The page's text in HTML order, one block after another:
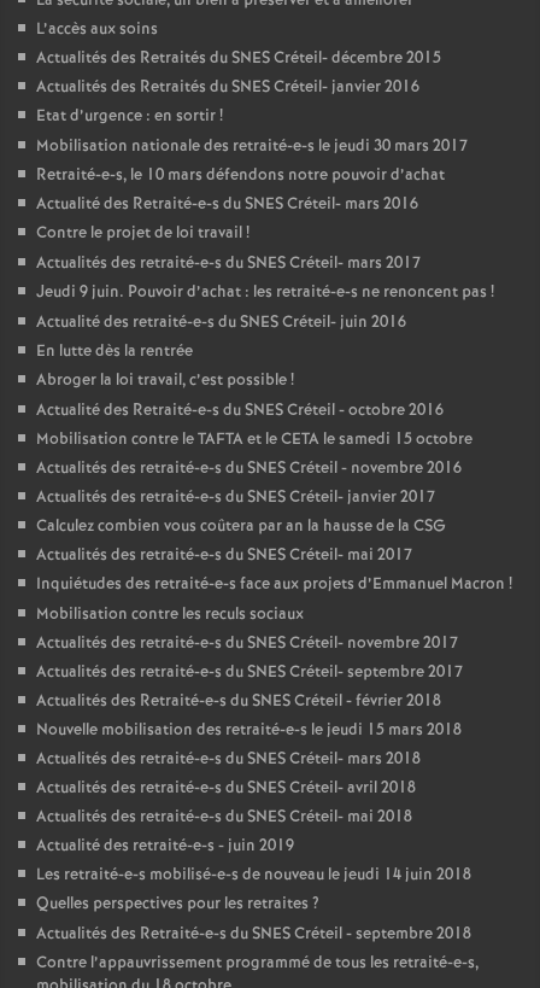
L’accès aux soins
Actualités des Retraités duSNESCréteil- décembre 2015
Actualités des Retraités duSNESCréteil- janvier 2016
Etat d’urgence : en sortir!
Mobilisation nationale des retraité-e-s le jeudi 30 mars 2017
Retraité-e-s, le 10 mars défendons notre pouvoir d’achat
Actualité des Retraité-e-s duSNESCréteil- mars 2016
Contre le projet de loi travail!
Actualités des retraité-e-s duSNESCréteil- mars 2017
Jeudi 9 juin. Pouvoir d’achat : les retraité-e-s ne renoncent pas !
Actualité des retraité-e-s duSNESCréteil- juin 2016
En lutte dès la rentrée
Abroger la loi travail, c’est possible!
Actualité des Retraité-e-s duSNESCréteil - octobre 2016
Mobilisation contre leTAFTAet leCETA le samedi 15 octobre
Actualités des retraité-e-s duSNESCréteil - novembre 2016
Actualités des retraité-e-s duSNESCréteil- janvier 2017
Calculez combien vous coûtera par an la hausse de la CSG
Actualités des retraité-e-s duSNESCréteil- mai 2017
Inquiétudes des retraité-e-s face aux projets d’Emmanuel Macron !
Mobilisation contre les reculs sociaux
Actualités des retraité-e-s duSNESCréteil- novembre 2017
Actualités des retraité-e-s duSNESCréteil- septembre 2017
Actualités des Retraité-e-s duSNESCréteil - février 2018
Nouvelle mobilisation des retraité-e-s le jeudi 15 mars 2018
Actualités des retraité-e-s duSNESCréteil- mars 2018
Actualités des retraité-e-s duSNESCréteil- avril 2018
Actualités des retraité-e-s duSNESCréteil- mai 2018
Actualité des retraité-e-s - juin 2019
Les retraité-e-s mobilisé-e-s de nouveau le jeudi 14 juin 2018
Quelles perspectives pour les retraites ?
Actualités des Retraité-e-s duSNESCréteil - septembre 2018
Contre l’appauvrissement programmé de tous les retraité-e-s,